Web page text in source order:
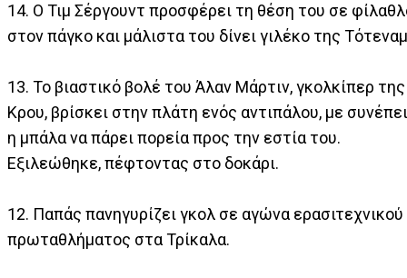
14. Ο Τιμ Σέργουντ προσφέρει τη θέση του σε
στον πάγκο και μάλιστα του δίνει γιλέκο της
13. Το βιαστικό βολέ του Άλαν Μάρτιν, γκολκίπερ της
Κρου, βρίσκει στην πλάτη ενός αντιπάλου, με
η μπάλα να πάρει πορεία προς την εστία του.
Εξιλεώθηκε, πέφτοντας στο δοκάρι.
12. Παπάς πανηγυρίζει γκολ σε αγώνα ερασιτεχνικού
πρωταθλήματος στα Τρίκαλα.